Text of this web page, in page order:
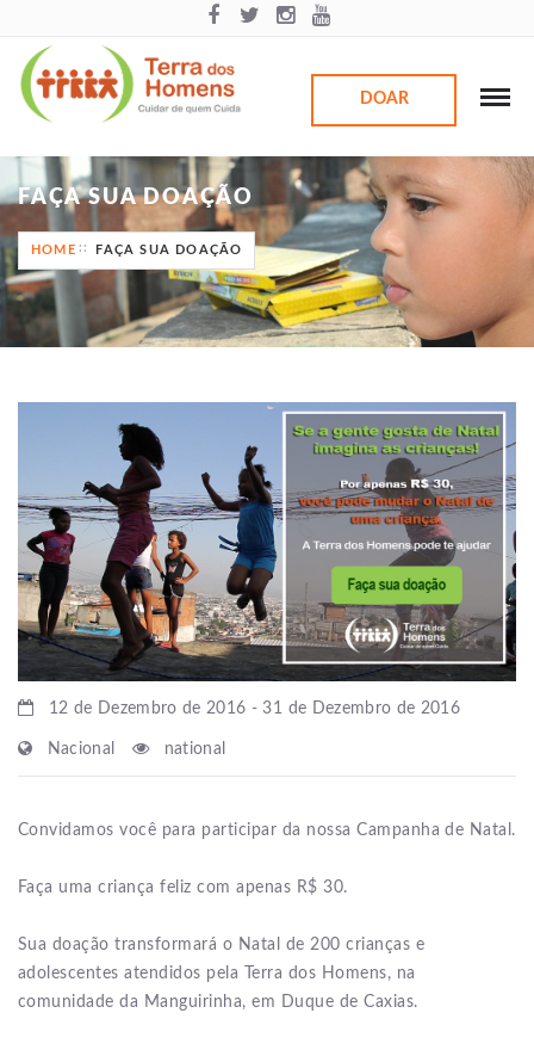
DOAR
FAÇA SUA DOAÇÃO
HOME FAÇA SUA DOAÇÃO
12 de Dezembro de 2016 - 31 de Dezembro de 2016
Nacional national
Convidamos você para participar da nossa Campanha de Natal.
Faça uma criança feliz com apenas R$ 30.
Sua doação transformará o Natal de 200 crianças e
adolescentes atendidos pela Terra dos Homens, na
comunidade da Manguirinha, em Duque de Caxias.